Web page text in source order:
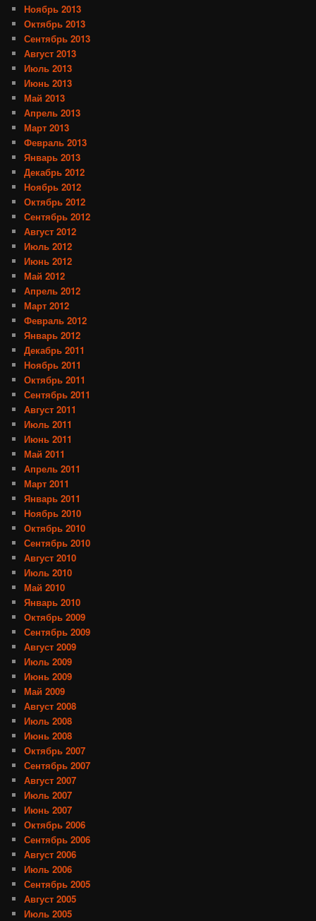
Ноябрь 2013
Октябрь 2013
Сентябрь 2013
Август 2013
Июль 2013
Июнь 2013
Май 2013
Апрель 2013
Март 2013
Февраль 2013
Январь 2013
Декабрь 2012
Ноябрь 2012
Октябрь 2012
Сентябрь 2012
Август 2012
Июль 2012
Июнь 2012
Май 2012
Апрель 2012
Март 2012
Февраль 2012
Январь 2012
Декабрь 2011
Ноябрь 2011
Октябрь 2011
Сентябрь 2011
Август 2011
Июль 2011
Июнь 2011
Май 2011
Апрель 2011
Март 2011
Январь 2011
Ноябрь 2010
Октябрь 2010
Сентябрь 2010
Август 2010
Июль 2010
Май 2010
Январь 2010
Октябрь 2009
Сентябрь 2009
Август 2009
Июль 2009
Июнь 2009
Май 2009
Август 2008
Июль 2008
Июнь 2008
Октябрь 2007
Сентябрь 2007
Август 2007
Июль 2007
Июнь 2007
Октябрь 2006
Сентябрь 2006
Август 2006
Июль 2006
Сентябрь 2005
Август 2005
Июль 2005